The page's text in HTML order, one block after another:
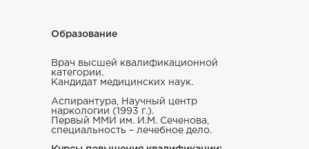
Образование
Врач высшей квалификационной
категории.
Кандидат медицинских наук.
Аспирантура, Научный центр
наркологии (1993 г.).
Первый ММИ им. И.М. Сеченова,
специальность – лечебное дело.